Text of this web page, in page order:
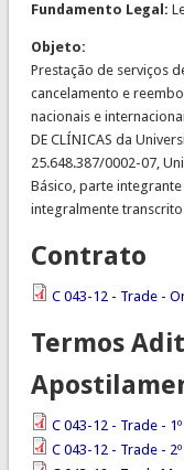
Fundamento Legal:
Objeto:
Prestação de serviços
cancelamento e
nacionais e
DE CLÍNICAS da
25.648.387/0002-07,
Básico, parte
integralmente transcrito
Contrato
C 043-12 - Trade -
Termos
C 043-12 - Trade -
C 043-12 - Trade -